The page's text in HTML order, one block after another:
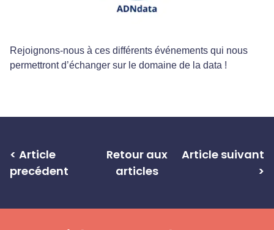
Rejoignons-nous à ces différents événements qui nous
permettront d’échanger sur le domaine de la data !
< Article
precédent
Retour aux
articles
Article suivant
>